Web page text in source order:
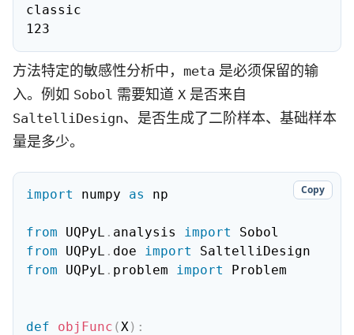
classic
123
方法特定的敏感性分析中， meta 是必须保留的输
入。例如 Sobol 需要知道 X 是否来自
SaltelliDesign、是否生成了二阶样本、基础样本
量是多少。
import numpy as np
from UQPyL . analysis import
from UQPyL . doe import
from UQPyL . problem import Problem
def objFunc (X) :
Copy